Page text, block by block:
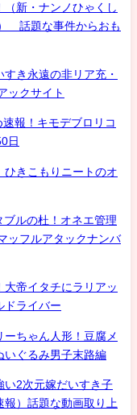
新・ナンノひゃくし
話題な事件からおも
き永遠の非リア充・
ックサイト
報！キモデブロリコ
日
きこもりニートのオ
ルの杜！オネエ管理
ッフルアタックナンバ
帝イタチにラリアッ
ドライバー
ちゃん人形！豆腐メ
いぐるみ男子末路編
い2次元嫁だいすき子
報）話題な動画取り上